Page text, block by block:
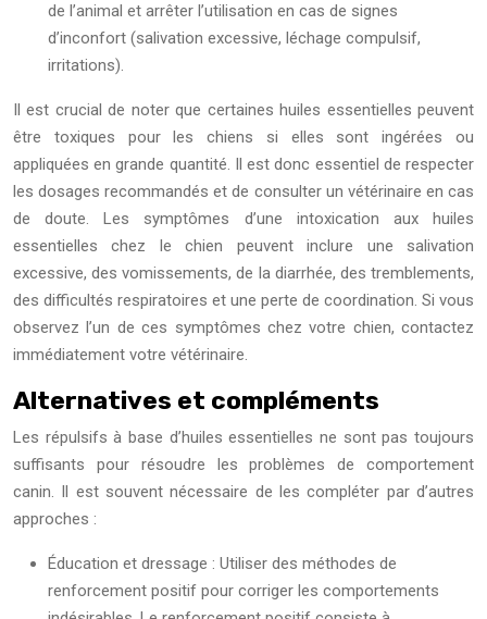
de l’animal et arrêter l’utilisation en cas de signes
d’inconfort (salivation excessive, léchage compulsif,
irritations).
Il est crucial de noter que certaines huiles essentielles peuvent
être toxiques pour les chiens si elles sont ingérées ou
appliquées en grande quantité. Il est donc essentiel de respecter
les dosages recommandés et de consulter un vétérinaire en cas
de doute. Les symptômes d’une intoxication aux huiles
essentielles chez le chien peuvent inclure une salivation
excessive, des vomissements, de la diarrhée, des tremblements,
des difficultés respiratoires et une perte de coordination. Si vous
observez l’un de ces symptômes chez votre chien, contactez
immédiatement votre vétérinaire.
Alternatives et compléments
Les répulsifs à base d’huiles essentielles ne sont pas toujours
suffisants pour résoudre les problèmes de comportement
canin. Il est souvent nécessaire de les compléter par d’autres
approches :
Éducation et dressage : Utiliser des méthodes de
renforcement positif pour corriger les comportements